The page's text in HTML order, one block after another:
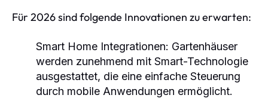
Für 2026 sind folgende Innovationen zu erwarten:
Smart Home Integrationen: Gartenhäuser
werden zunehmend mit Smart-Technologie
ausgestattet, die eine einfache Steuerung
durch mobile Anwendungen ermöglicht.